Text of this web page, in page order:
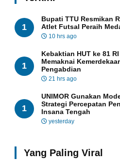
1
Bupati TTU Resmikan
Atlet Futsal Peraih
10 hrs ago
1
Kebaktian HUT ke 81
Memaknai
Pengabdian
21 hrs ago
1
UNIMOR Gunakan
Strategi Percepatan
Insana Tengah
yesterday
Yang Paling Viral